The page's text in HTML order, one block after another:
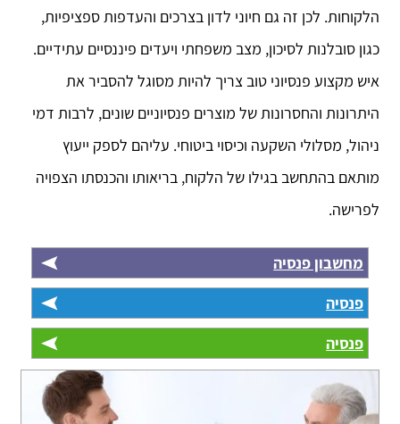
הלקוחות. לכן זה גם חיוני לדון בצרכים והעדפות ספציפיות,
כגון סובלנות לסיכון, מצב משפחתי ויעדים פיננסיים עתידיים.
איש מקצוע פנסיוני טוב צריך להיות מסוגל להסביר את
היתרונות והחסרונות של מוצרים פנסיוניים שונים, לרבות דמי
ניהול, מסלולי השקעה וכיסוי ביטוחי. עליהם לספק ייעוץ
מותאם בהתחשב בגילו של הלקוח, בריאותו והכנסתו הצפויה
לפרישה.
מחשבון פנסיה
פנסיה
פנסיה